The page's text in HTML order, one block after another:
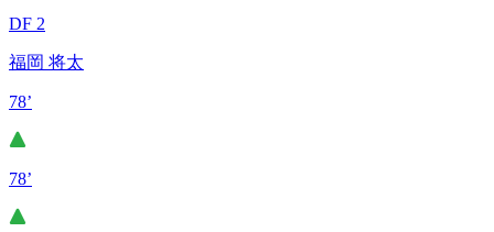
DF 2
福岡 将太
78’
78’